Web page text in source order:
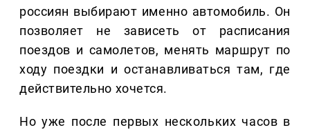
россиян выбирают именно автомобиль. Он
позволяет не зависеть от расписания
поездов и самолетов, менять маршрут по
ходу поездки и останавливаться там, где
действительно хочется.
Но уже после первых нескольких часов в